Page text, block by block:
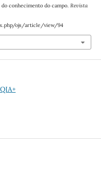
conhecimento do campo. Revista
ojs/article/view/94